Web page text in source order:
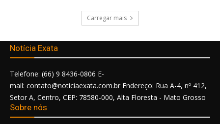
Carregar mais
Notícia Exata
Telefone: (66) 9 8436-0806 E-
mail: contato@noticiaexata.com.br Endereço: Rua A-4, nº 412,
Setor A, Centro, CEP: 78580-000, Alta Floresta - Mato Grosso
Sobre nós